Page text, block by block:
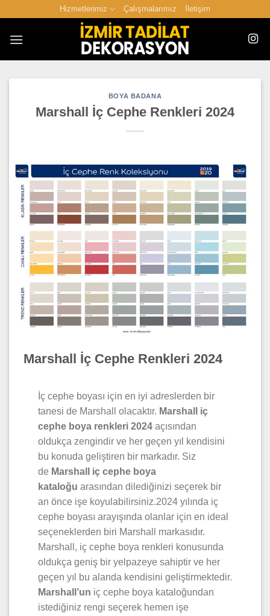
Hizmetlerimiz Çalışmalarımız İletişim
BOYA BADANA
Marshall İç Cephe Renkleri 2024
Marshall İç Cephe Renkleri 2024
İç cephe boyası için en iyi adreslerden bir
tanesi de Marshall olacaktır. Marshall iç
cephe boya renkleri 2024 açısından
oldukça zengindir ve her geçen yıl kendisini
bu konuda geliştiren bir markadır. Siz
de Marshall iç cephe boya
kataloğu arasından dilediğinizi seçerek bir
an önce işe koyulabilirsiniz.2024 yılında iç
cephe boyası arayışında olanlar için en ideal
seçeneklerden biri Marshall markasıdır.
Marshall, iç cephe boya renkleri konusunda
oldukça geniş bir yelpazeye sahiptir ve her
geçen yıl bu alanda kendisini geliştirmektedir.
Marshall’un iç cephe boya kataloğundan
istediğiniz rengi seçerek hemen işe